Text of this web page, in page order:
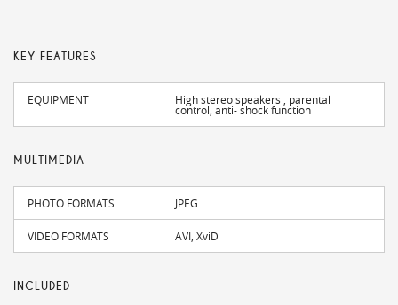
KEY FEATURES
EQUIPMENT High stereo speakers , parental
control, anti- shock function
MULTIMEDIA
PHOTO FORMATS JPEG
VIDEO FORMATS AVI, XviD
INCLUDED